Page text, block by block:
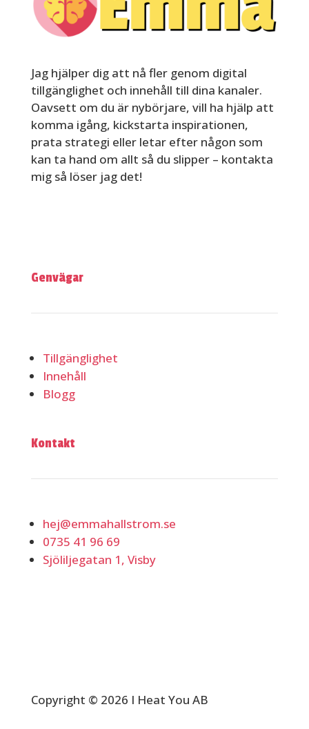
Jag hjälper dig att nå fler genom digital
tillgänglighet och innehåll till dina kanaler.
Oavsett om du är nybörjare, vill ha hjälp att
komma igång, kickstarta inspirationen,
prata strategi eller letar efter någon som
kan ta hand om allt så du slipper – kontakta
mig så löser jag det!
Genvägar
Tillgänglighet
Innehåll
Blogg
Kontakt
hej@emmahallstrom.se
0735 41 96 69
Sjöliljegatan 1, Visby
Copyright © 2026 I Heat You AB